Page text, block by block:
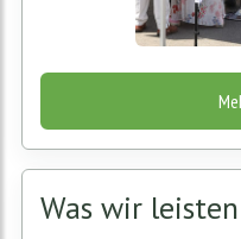
Was wir leisten